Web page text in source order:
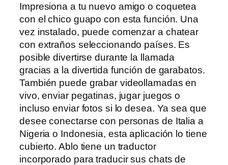
Impresiona a tu nuevo amigo o coquetea
con el chico guapo con esta función. Una
vez instalado, puede comenzar a chatear
con extraños seleccionando países. Es
posible divertirse durante la llamada
gracias a la divertida función de garabatos.
También puede grabar videollamadas en
vivo, enviar pegatinas, jugar juegos o
incluso enviar fotos si lo desea. Ya sea que
desee conectarse con personas de Italia a
Nigeria o Indonesia, esta aplicación lo tiene
cubierto. Ablo tiene un traductor
incorporado para traducir sus chats de